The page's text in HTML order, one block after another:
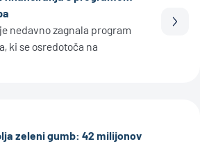
nedavno zagnala program
ki se osredotoča na
zeleni gumb: 42 milijonov